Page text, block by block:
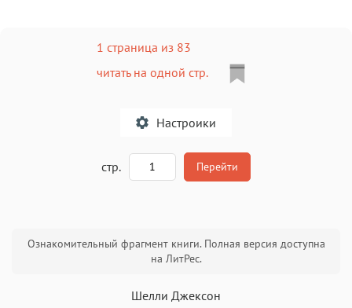
1 страница из 83
читать на одной стр.
Настроики
стр. Перейти
Ознакомительный фрагмент книги. Полная версия доступна
на ЛитРес.
Шелли Джексон